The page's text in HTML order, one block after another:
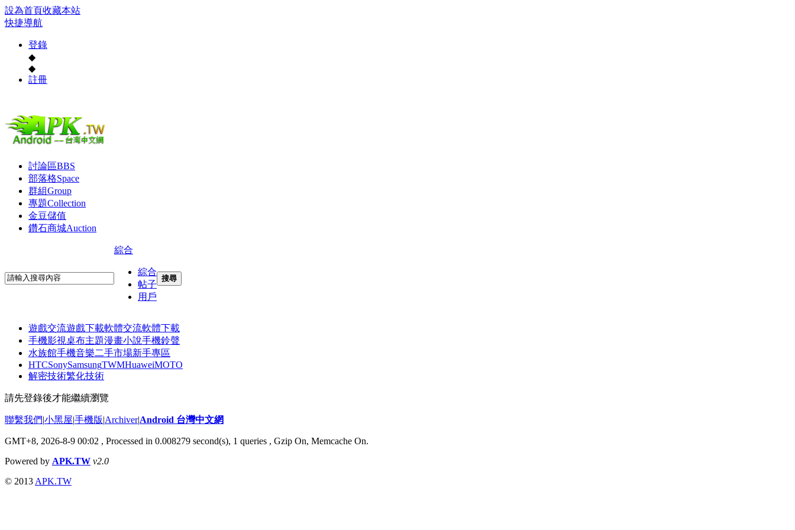
設為首頁收藏本站
快捷導航
登錄
◆
◆
註冊
討論區BBS
部落格Space
群組Group
專題Collection
金豆儲值
鑽石商城Auction
綜合
綜合
帖子
用戶
搜尋
遊戲交流遊戲下載軟體交流軟體下載
手機影視桌布主題漫畫小說手機鈴聲
水族館手機音樂二手市場新手專區
HTCSonySamsungTWMHuaweiMOTO
解密技術繁化技術
請先登錄後才能繼續瀏覽
聯繫我們|小黑屋|手機版|Archiver|Android 台灣中文網
GMT+8, 2026-8-9 00:02 , Processed in 0.008279 second(s), 1 queries , Gzip On, Memcache On.
Powered by APK.TW v2.0
© 2013 APK.TW